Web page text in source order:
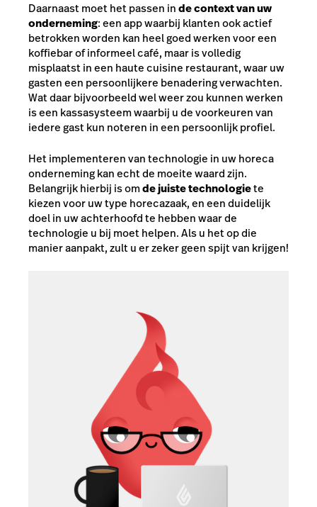
Daarnaast moet het passen inde context van uw
onderneming: een app waarbij klanten ook actief
betrokken worden kan heel goed werken voor een
koffiebar of informeel café, maar is volledig
misplaatst in een haute cuisine restaurant, waar uw
gasten een persoonlijkere benadering verwachten.
Wat daar bijvoorbeeld wel weer zou kunnen werken
is een kassasysteem waarbij u de voorkeuren van
iedere gast kun noteren in een persoonlijk profiel.
Het implementeren van technologie in uw horeca
onderneming kan echt de moeite waard zijn.
Belangrijk hierbij is omde juiste technologiete
kiezen voor uw type horecazaak, en een duidelijk
doel in uw achterhoofd te hebben waar de
technologie u bij moet helpen. Als u het op die
manier aanpakt, zult u er zeker geen spijt van krijgen!